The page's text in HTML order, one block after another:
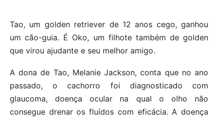
Tao, um golden retriever de 12 anos cego, ganhou
um cão-guia. É Oko, um filhote também de golden
que virou ajudante e seu melhor amigo.
A dona de Tao, Melanie Jackson, conta que no ano
passado, o cachorro foi diagnosticado com
glaucoma, doença ocular na qual o olho não
consegue drenar os fluídos com eficácia. A doença